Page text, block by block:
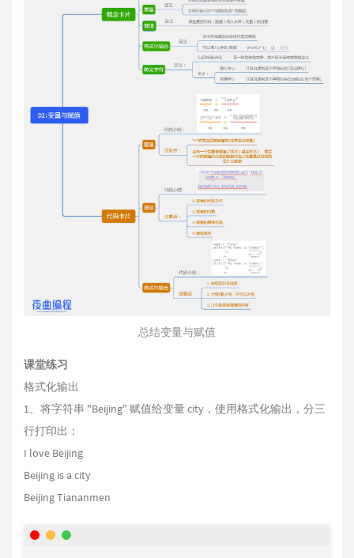
总结变量与赋值
课堂练习
格式化输出
1、将字符串 "Beijing" 赋值给变量 city，使用格式化输出，分三
行打印出：
I love Beijing
Beijing is a city
Beijing Tiananmen